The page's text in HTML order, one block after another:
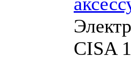
CISA